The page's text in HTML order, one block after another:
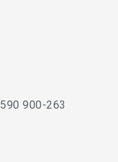
900-263